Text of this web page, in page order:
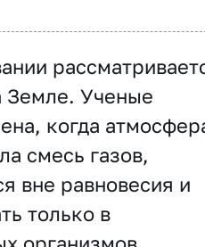
Земле. Ученые
когда
смесь газов,
вне равновесия и
только в